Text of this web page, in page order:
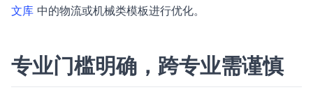
文库 中的物流或机械类模板进行优化。
专业门槛明确，跨专业需谨慎